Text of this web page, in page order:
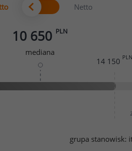
Netto
10 650 PLN
mediana
14 150 PLN
grupa stanowisk: